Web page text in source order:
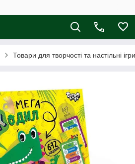
Товари для творчості та настільні ігри